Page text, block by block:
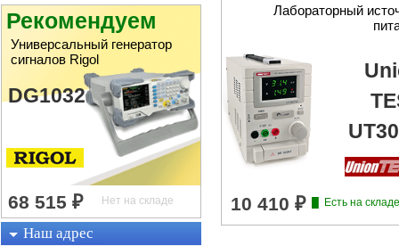
Рекомендуем
Универсальный генератор
сигналов Rigol
DG1032
Наш адрес
Лабораторный